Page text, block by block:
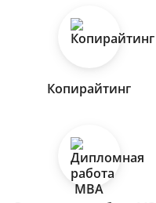
Копирайтинг